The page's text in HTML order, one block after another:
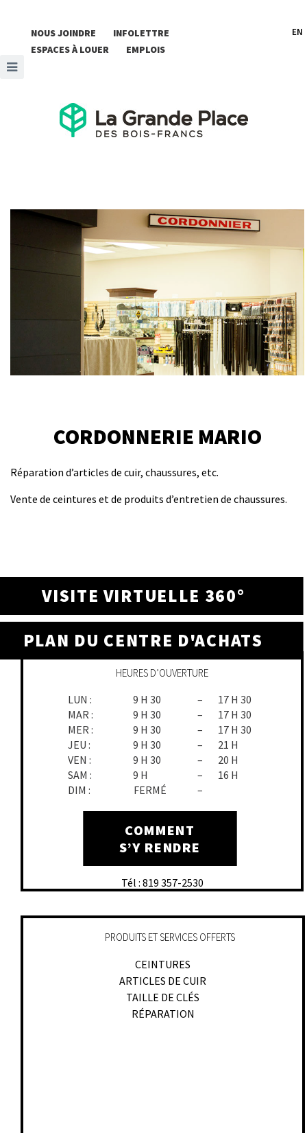
NOUS JOINDRE
INFOLETTRE
ESPACES À LOUER
EMPLOIS
EN
CORDONNERIE MARIO
Réparation d’articles de cuir, chaussures, etc.
Vente de ceintures et de produits d’entretien de chaussures.
VISITE VIRTUELLE 360°
PLAN DU CENTRE D'ACHATS
HEURES D’OUVERTURE
LUN : 9 H 30 –
17 H 30
MAR :
9 H 30 –
17 H 30
MER :
9 H 30 –
17 H 30
JEU :
9 H 30 –
21 H
VEN :
9 H 30 –
20 H
SAM :
9 H –
16 H
DIM :
FERMÉ –
COMMENT
S’Y RENDRE
Tél : 819 357-2530
PRODUITS ET SERVICES OFFERTS
CEINTURES
ARTICLES DE CUIR
TAILLE DE CLÉS
RÉPARATION